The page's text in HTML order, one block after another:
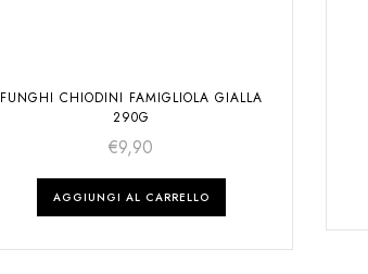
FUNGHI CHIODINI FAMIGLIOLA GIALLA
290G
€9,90
AGGIUNGI AL CARRELLO